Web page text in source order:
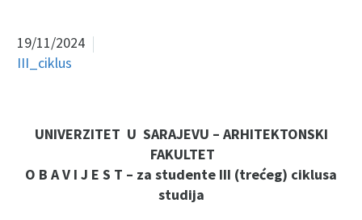
19/11/2024
III_ciklus
UNIVERZITET U SARAJEVU – ARHITEKTONSKI
FAKULTET
O B A V I J E S T – za studente III (trećeg) ciklusa
studija